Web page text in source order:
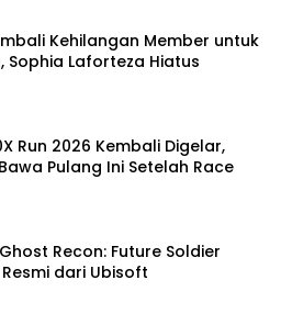
Kehilangan Member untuk
Sophia Laforteza Hiatus
Run 2026 Kembali Digelar,
Pulang Ini Setelah Race
Recon: Future Soldier
dari Ubisoft